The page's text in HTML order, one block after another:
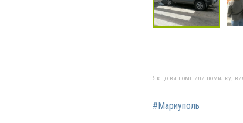
Якщо ви помітили помилку,
#Мариуполь